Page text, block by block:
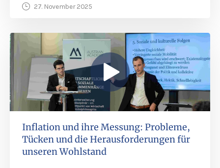
27. November 2025
Inflation und ihre Messung: Probleme,
Tücken und die Herausforderungen für
unseren Wohlstand